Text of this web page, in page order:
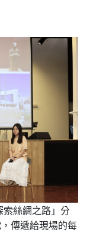
絲綢之路」分
傳遞給現場的每